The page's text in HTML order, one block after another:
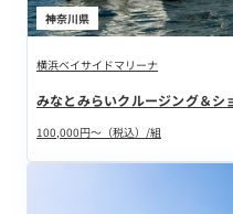
神奈川県
横浜ベイサイドマリーナ
みなとみらいクルージング＆シ
100,000円～（税込）/組